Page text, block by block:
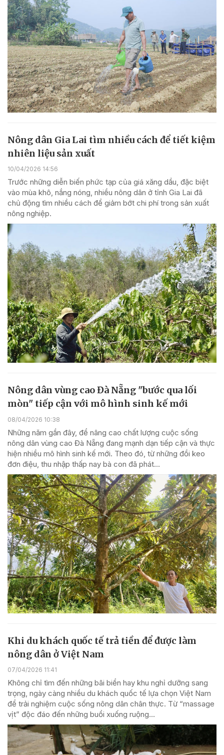
Nông dân Gia Lai tìm nhiều cách để tiết kiệm
nhiên liệu sản xuất
10/04/2026 14:56
Trước những diễn biến phức tạp của giá xăng dầu, đặc biệt
vào mùa khô, nắng nóng, nhiều nông dân ở tỉnh Gia Lai đã
chủ động tìm nhiều cách để giảm bớt chi phí trong sản xuất
nông nghiệp.
Nông dân vùng cao Đà Nẵng "bước qua lối
mòn" tiếp cận với mô hình sinh kế mới
08/04/2026 10:38
Những năm gần đây, để nâng cao chất lượng cuộc sống
nông dân vùng cao Đà Nẵng đang mạnh dạn tiếp cận và thực
hiện nhiều mô hình sinh kế mới. Theo đó, từ những đồi keo
đơn điệu, thu nhập thấp nay bà con đã phát...
Khi du khách quốc tế trả tiền để được làm
nông dân ở Việt Nam
07/04/2026 11:41
Không chỉ tìm đến những bãi biển hay khu nghỉ dưỡng sang
trọng, ngày càng nhiều du khách quốc tế lựa chọn Việt Nam
để trải nghiệm cuộc sống nông dân chân thực. Từ “massage
vịt” độc đáo đến những buổi xuống ruộng...